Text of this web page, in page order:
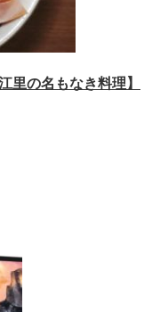
里の名もなき料理】